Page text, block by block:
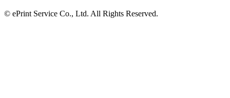
© ePrint Service Co., Ltd. All Rights Reserved.